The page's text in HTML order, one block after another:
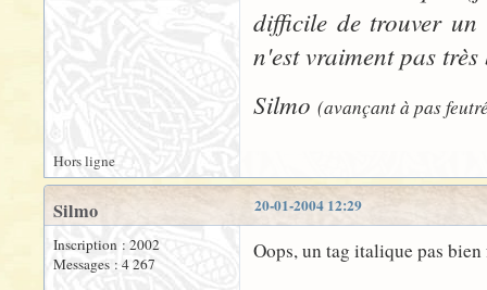
difficile de trouver
n'est vraiment pas
Silmo (avançant à pas
Hors ligne
20-01-2004 12:29
Silmo
Inscription : 2002
Messages : 4 267
Oops, un tag italique pas